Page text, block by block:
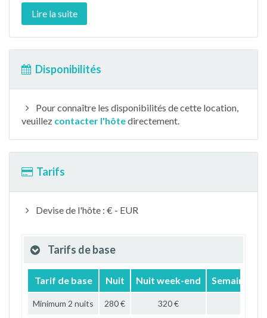
Lire la suite
Disponibilités
Pour connaître les disponibilités de cette location,
veuillez contacter l'hôtedirectement.
Tarifs
Devise de l'hôte : € - EUR
Tarifs de base
Tarif de base Nuit Nuit week-end Semaine
Minimum 2 nuits 280 € 320 €